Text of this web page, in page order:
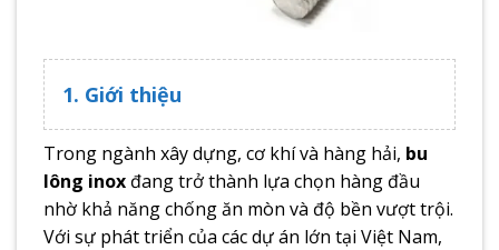
1. Giới thiệu
Trong ngành xây dựng, cơ khí và hàng hải, bu
lông inox đang trở thành lựa chọn hàng đầu
nhờ khả năng chống ăn mòn và độ bền vượt trội.
Với sự phát triển của các dự án lớn tại Việt Nam,